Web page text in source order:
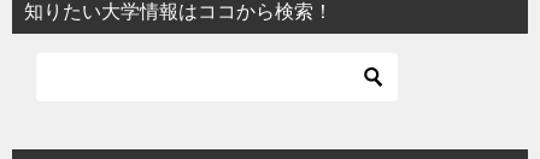
知りたい大学情報はココから検索！